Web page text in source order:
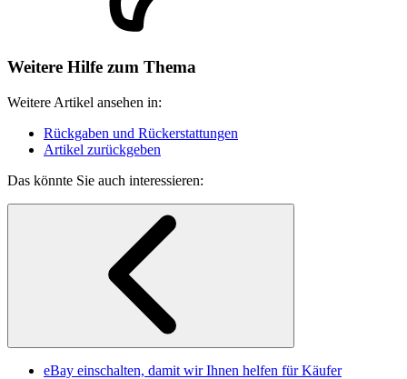
Weitere Hilfe zum Thema
Weitere Artikel ansehen in:
Rückgaben und Rückerstattungen
Artikel zurückgeben
Das könnte Sie auch interessieren:
eBay einschalten, damit wir Ihnen helfen für Käufer